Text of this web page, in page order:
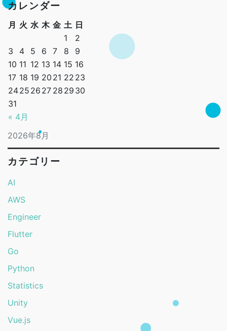
カレンダー
2026年8月
月 火 水 木 金 土 日
« 4月
1
2
3
4 5 6 7 8
9
10 11 12 13 14 15 16
17 18 19 20 21 22 23
2425 26 27 28 29 30
31
カテゴリー
AI
AWS
Engineer
Flutter
Go
Python
Statistics
Unity
Vue.js